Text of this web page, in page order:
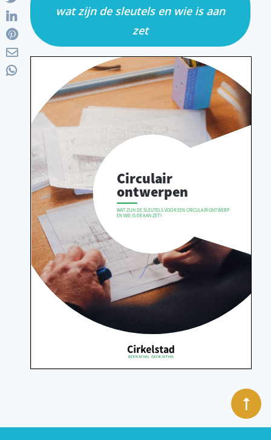
wat zijn de sleutels en wie is aan
zet